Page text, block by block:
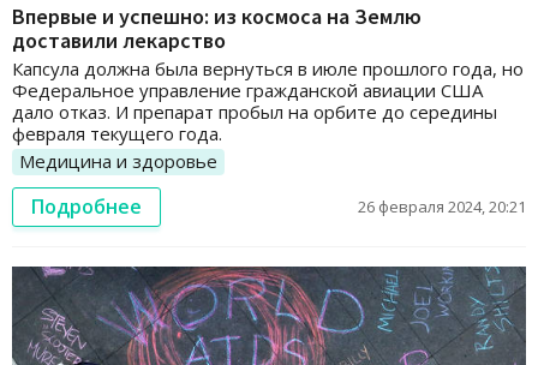
Впервые и успешно: из космоса на Землю
доставили лекарство
Капсула должна была вернуться в июле прошлого года, но
Федеральное управление гражданской авиации США
дало отказ. И препарат пробыл на орбите до середины
февраля текущего года.
Медицина и здоровье
Подробнее 26 февраля 2024, 20:21